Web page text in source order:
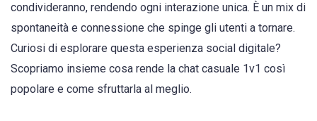
condivideranno, rendendo ogni interazione unica. È un mix di
spontaneità e connessione che spinge gli utenti a tornare.
Curiosi di esplorare questa esperienza social digitale?
Scopriamo insieme cosa rende la chat casuale 1v1 così
popolare e come sfruttarla al meglio.